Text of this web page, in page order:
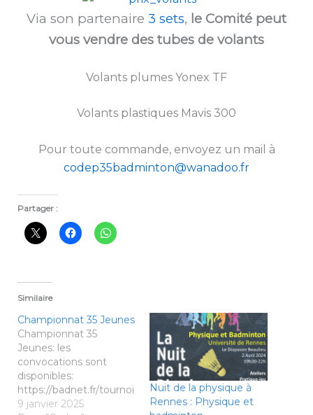
Via son partenaire 3 sets, le Comité peut
vous vendre des tubes de volants
Volants plumes Yonex TF
Volants plastiques Mavis 300
Pour toute commande, envoyez un mail à
codep35badminton@wanadoo.fr
Partager :
Similaire
Championnat 35 Jeunes
Championnat 35
Jeunes: les
convocations sont
disponibles:
https://badnet.fr/tournoi
/public?eventid=27796
9 janvier 2025
Nuit de la physique à
Rennes : Physique et